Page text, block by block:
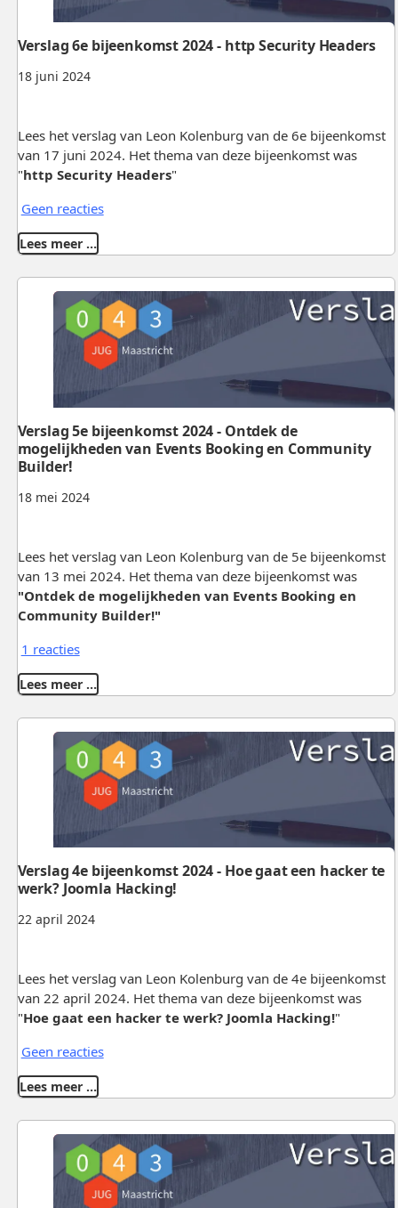
18 juni 2024
Verslag 6e bijeenkomst 2024 - http Security Headers
Lees het verslag van Leon Kolenburg van de 6e bijeenkomst
van 17 juni 2024. Het thema van deze bijeenkomst was
"http Security Headers"
Geen reacties
Lees meer …
18 mei 2024
Verslag 5e bijeenkomst 2024 - Ontdek de
mogelijkheden van Events Booking en Community
Builder!
Lees het verslag van Leon Kolenburg van de 5e bijeenkomst
van 13 mei 2024. Het thema van deze bijeenkomst was
"Ontdek de mogelijkheden van Events Booking en
Community Builder!"
1 reacties
Lees meer …
22 april 2024
Verslag 4e bijeenkomst 2024 - Hoe gaat een hacker te
werk? Joomla Hacking!
Lees het verslag van Leon Kolenburg van de 4e bijeenkomst
van 22 april 2024. Het thema van deze bijeenkomst was
"Hoe gaat een hacker te werk? Joomla Hacking!"
Geen reacties
Lees meer …